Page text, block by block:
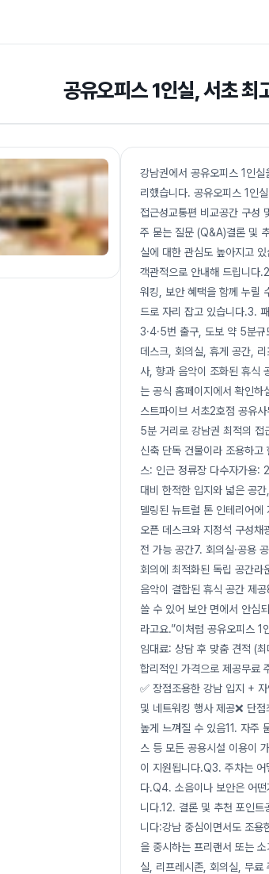
공유오피스 1인실, 서초
강남권에서 공유오피스 1인
리했습니다. 공유오피스 1인
접근성교통편 비교공간 구성
주 묻는 질문 (Q&A)결론 및
실에 대한 관심도 높아지고
객관적으로 안내해 드립니다
워킹, 보안 혜택을 함께 누릴
드로 자리 잡고 있습니다.3.
3·4·5번 출구, 도보 약 5분
데스크, 회의실, 휴게 공간,
사, 향과 음악이 조화된 휴
는 공식 홈페이지에서 확인
스트파이브 서초2호점 공유
5분 거리로 강남권 최적의 접
신축 단독 건물이라 조용하
스: 인근 정류장 다수자가용:
대비 한적한 입지와 넓은 공
델링된 뉴트럴 톤 인테리어
오픈 데스크와 지정석 구성
전 가능 공간7. 회의실·공용
회의에 최적화된 독립 공간라
음악이 결합된 휴식 공간 제
쓸 수 있어 보안 면에서 안심
라고요.”이처럼 공유오피스
임대료: 상담 후 맞춤 견적 (
합리적인 가격으로 제공무료
✅ 장점조용한 강남 입지 +
및 네트워킹 행사 제공❌ 단
높게 느껴질 수 있음11. 자주
스 등 모든 공용시설 이용이
이 지원됩니다.Q3. 주차는
다.Q4. 소음이나 보안은 어
니다.12. 결론 및 추천 포인트
니다:강남 중심이면서도 조용
을 중시하는 프리랜서 또는
실, 리프레시존, 회의실, 무료